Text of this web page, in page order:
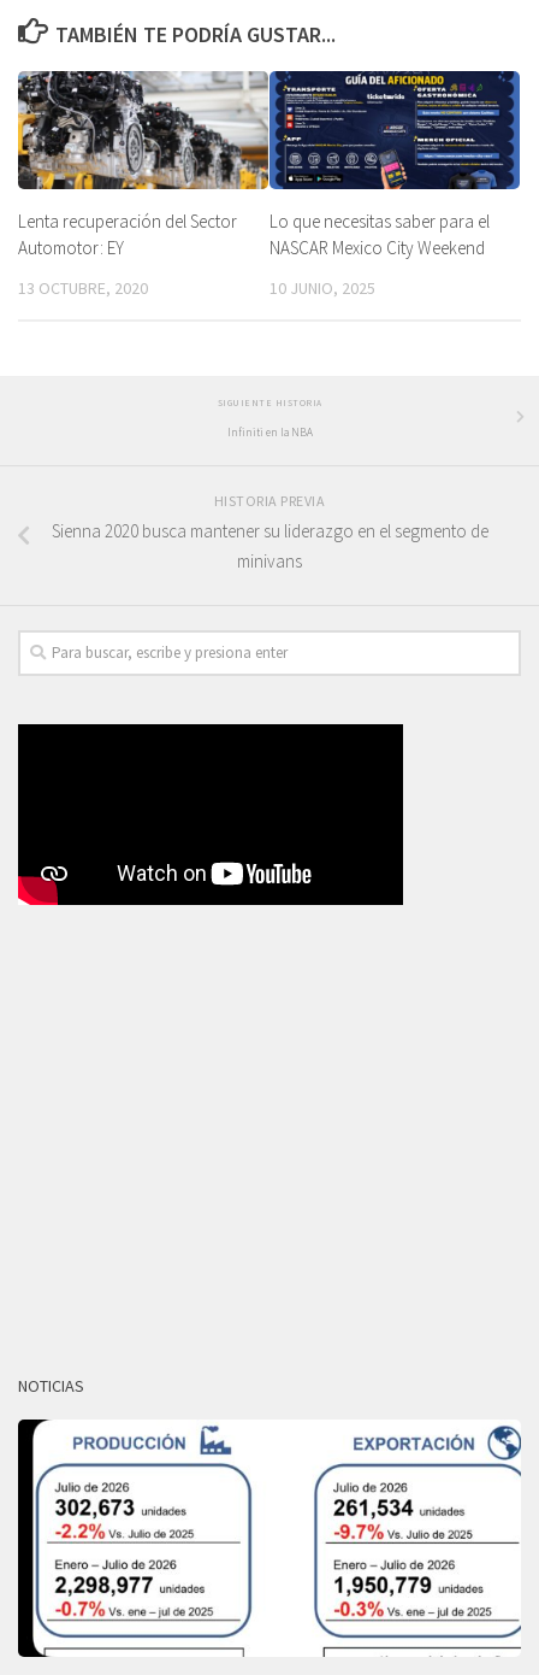
TAMBIÉN TE PODRÍA GUSTAR...
Lenta recuperación del Sector
Automotor: EY
13 OCTUBRE, 2020
Lo que necesitas saber para el
NASCAR Mexico City Weekend
10 JUNIO, 2025
SIGUIENTE HISTORIA
Infiniti en la NBA
HISTORIA PREVIA
Sienna 2020 busca mantener su liderazgo en el segmento de
minivans
NOTICIAS